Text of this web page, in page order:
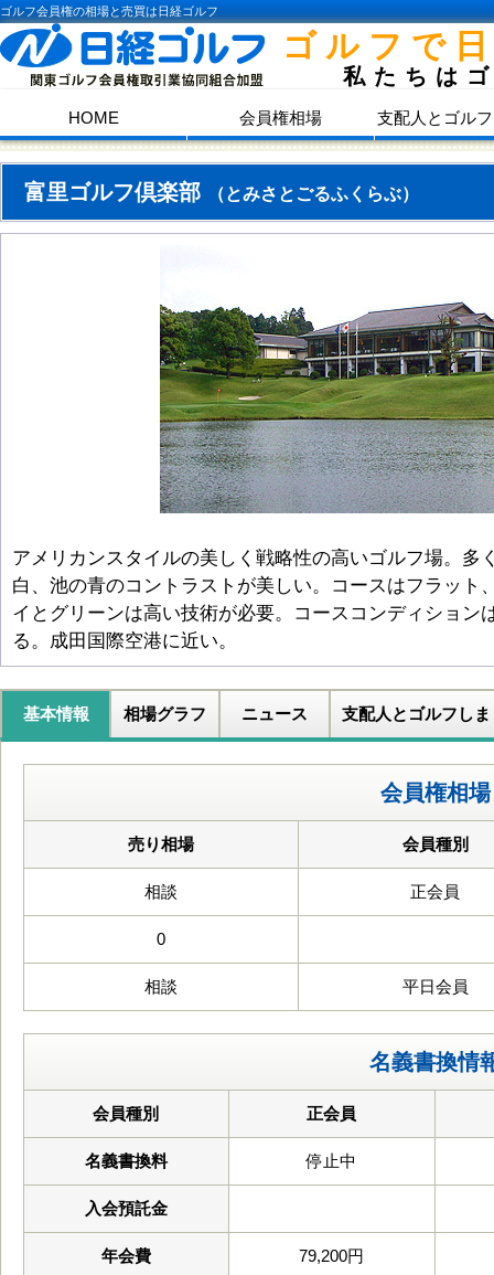
ゴルフ会員権の相場と売買は日経ゴルフ
ゴルフで
私たちは
HOME 会員権相場 支配人とゴル
富里ゴルフ倶楽部 （とみさとごるふくらぶ）
アメリカンスタイルの美しく戦略性の高いゴルフ場。多
白、池の青のコントラストが美しい。コースはフラット
イとグリーンは高い技術が必要。コースコンディション
る。成田国際空港に近い。
基本情報 相場グラフ ニュース 支配人とゴルフしま
会員権相場
売り相場 会員種別
相談 正会員
0
相談 平日会員
名義書換情
会員種別 正会員
名義書換料 停止中
入会預託金
年会費 79,200円